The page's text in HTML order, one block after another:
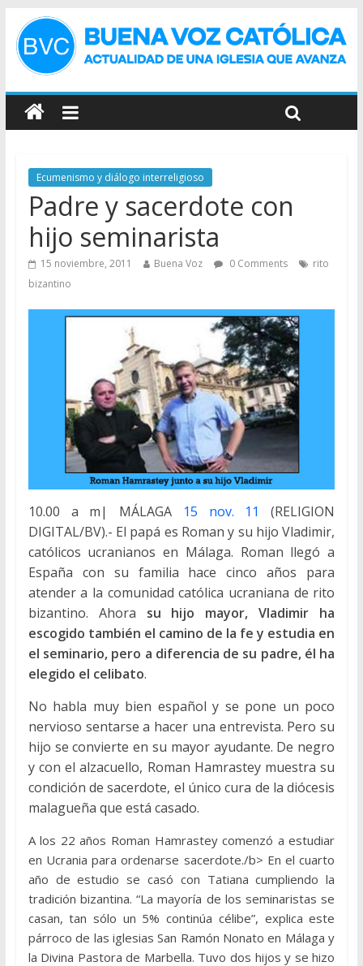
Ecumenismo y diálogo interreligioso
Padre y sacerdote con
hijo seminarista
15 noviembre, 2011 Buena Voz 0 Comments
rito
bizantino
10.00 a m| MÁLAGA 15 nov. 11
(RELIGION
DIGITAL/BV).- El papá es Roman y su hijo Vladimir,
católicos ucranianos en Málaga. Roman llegó a
España con su familia hace cinco años para
atender a la comunidad católica ucraniana de rito
bizantino. Ahora su hijo mayor, Vladimir ha
escogido también el camino de la fe y estudia en
el seminario, pero a diferencia de su padre, él ha
elegido el celibato.
No habla muy bien español y se pone un poco
nervioso sentarse a hacer una entrevista. Pero su
hijo se convierte en su mayor ayudante. De negro
y con el alzacuello, Roman Hamrastey muestra su
condición de sacerdote, el único cura de la diócesis
malagueña que está casado.
A los 22 años Roman Hamrastey comenzó a estudiar
en Ucrania para ordenarse sacerdote./b> En el cuarto
año de estudio se casó con Tatiana cumpliendo la
tradición bizantina. “La mayoría de los seminaristas se
casan, tan sólo un 5% continúa célibe”, explica este
párroco de las iglesias San Ramón Nonato en Málaga y
la Divina Pastora de Marbella. Tuvo dos hijos y se hizo